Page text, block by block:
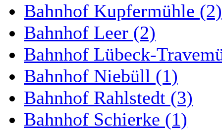
Bahnhof Kupfermühle (2)
Bahnhof Leer (2)
Bahnhof Lübeck-
Bahnhof Niebüll (1)
Bahnhof Rahlstedt (3)
Bahnhof Schierke (1)